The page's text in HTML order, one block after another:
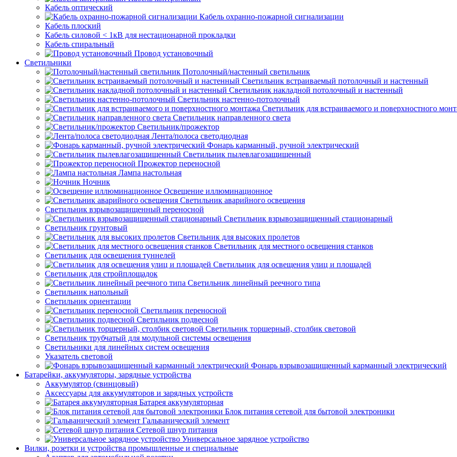
Кабель оптический
Кабель охранно-пожарной сигнализации
Кабель плоский
Кабель силовой < 1кВ для нестационарной прокладки
Кабель спиральный
Провод установочный
Светильники
Потолочный/настенный светильник
Светильник встраиваемый потолочный и настенный
Светильник накладной потолочный и настенный
Светильник настенно-потолочный
Светильник для встраиваемого и поверхностного
Светильник направленного света
Светильник/прожектор
Лента/полоса светодиодная
Фонарь карманный, ручной электрический
Светильник пылевлагозащищенный
Прожектор переносной
Лампа настольная
Ночник
Освещение иллюминационное
Светильник аварийного освещения
Светильник взрывозащищенный переносной
Светильник взрывозащищенный стационарный
Светильник грунтовый
Светильник для высоких пролетов
Светильник для местного освещения станков
Светильник для освещения туннелей
Светильник для освещения улиц и площадей
Светильник для стройплощадок
Светильник линейный реечного типа
Светильник напольный
Светильник ориентации
Светильник переносной
Светильник подвесной
Светильник торшерный, столбик световой
Светильник трубчатый для модульной системы освещения
Светильники для линейных систем освещения
Указатель световой
Фонарь взрывозащищенный карманный электрический
Батарейки, аккумуляторы, зарядные устройства
Аккумулятор (свинцовый)
Аксессуары для аккумуляторов и зарядных устройств
Батарея аккумуляторная
Блок питания сетевой для бытовой электроники
Гальванический элемент
Сетевой шнур питания
Универсальное зарядное устройство
Вилки, розетки и устройства промышленные и специальные